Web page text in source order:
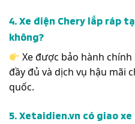
4. Xe điện Chery lắp ráp
không?
Xe được bảo hành
đầy đủ và dịch vụ hậu mãi
quốc.
5. Xetaidien.vn có giao